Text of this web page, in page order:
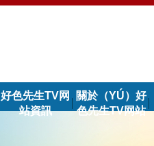
好色先生TV网
站資訊
關於（YÚ）好
色先生TV网站